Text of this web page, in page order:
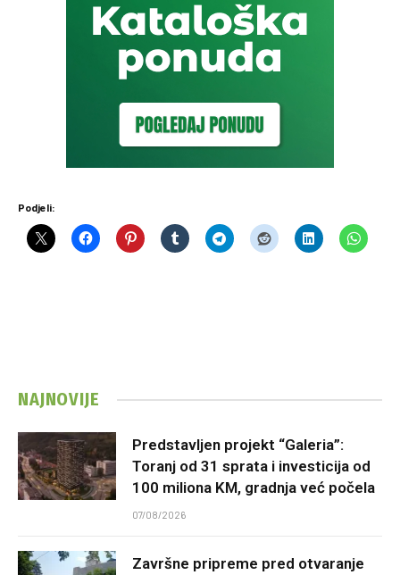
Podjeli:
NAJNOVIJE
Predstavljen projekt “Galeria”:
Toranj od 31 sprata i investicija od
100 miliona KM, gradnja već počela
07/08/2026
Završne pripreme pred otvaranje